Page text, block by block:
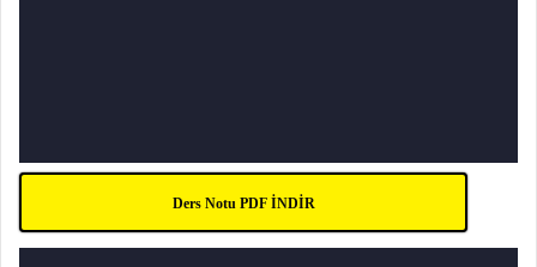
Ders Notu PDF İNDİR